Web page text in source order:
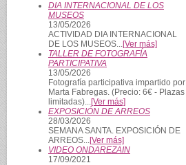
DIA INTERNACIONAL DE LOS
MUSEOS
13/05/2026
ACTIVIDAD DIA INTERNACIONAL
DE LOS MUSEOS...[Ver más]
TALLER DE FOTOGRAFÍA
PARTICIPATIVA
13/05/2026
Fotografía participativa impartido por
Marta Fabregas. (Precio: 6€ - Plazas
limitadas)...[Ver más]
EXPOSICIÓN DE ARREOS
28/03/2026
SEMANA SANTA. EXPOSICIÓN DE
ARREOS...[Ver más]
VIDEO ONDAREZAIN
17/09/2021